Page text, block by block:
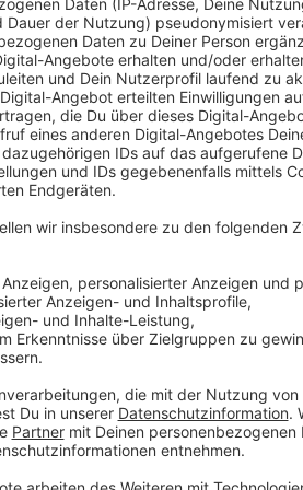
Am höchsten war die Zahl der
Sonntag wurden laut
sechsten Infizierten sind die
behandelt werden muss. Über das
gestorben. Damit haben seit dem
zumeist Vorerkrankungen hatten, das
Menschen, die sich in häuslicher
Weitere Infos:
Hier informiert das Gesundheitsamt
Weniger Corona-Infizierte in